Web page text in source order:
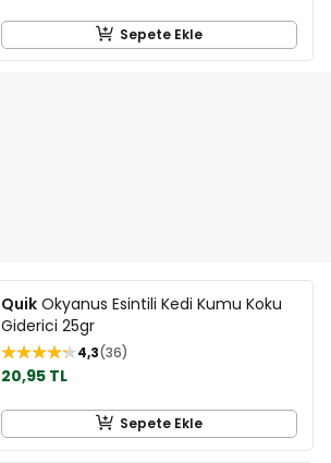
Sepete Ekle
Quik Okyanus Esintili Kedi Kumu Koku
Giderici 25gr
4,3 36
20,95 TL
Sepete Ekle